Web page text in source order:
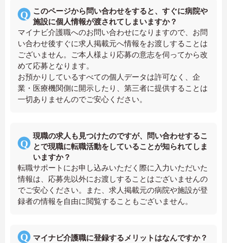
このページから問い合わせをすると、すぐに病院や
施設に個人情報が渡されてしまいますか？
マイナビ介護職へのお問い合わせになりますので、お問
い合わせ後すぐに求人掲載元へ情報をお渡しすることは
ございません。ご本人様より応募の意志を伺ってから改
めて応募となります。
お預かりしているすべての個人データは許可なく、企
業・医療機関側に開示したり、第三者に提供することは
一切ありませんのでご安心ください。
現職の求人も見つけたのですが、問い合わせするこ
とで現職に転職活動をしていることが知られてしま
いますか？
転職サポートにお申し込みいただく際に入力いただいた
情報は、応募先以外にお渡しすることはございませんの
でご安心ください。また、求人掲載元の病院や施設が登
録者の情報を自由に閲覧することもございません。
マイナビ介護職に登録するメリットはなんですか？